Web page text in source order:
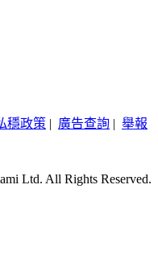
穩政策 | 廣告查詢 | 舉報
Ltd. All Rights Reserved.